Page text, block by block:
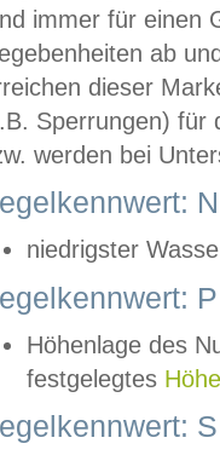
immer für einen
ab
dieser
Sperrungen) für
werden bei
niedrigster
Höhenlage des
festgelegtes